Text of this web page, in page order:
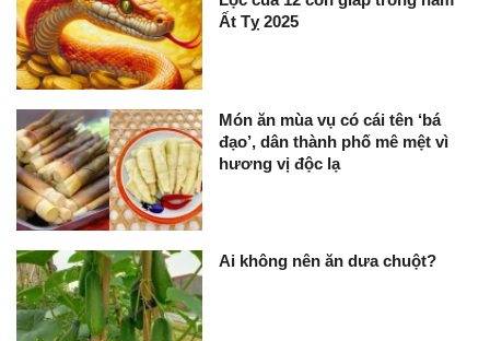
Ất Tỵ 2025
Món ăn mùa vụ có cái tên ‘bá
đạo’, dân thành phố mê mệt vì
hương vị độc lạ
Ai không nên ăn dưa chuột?